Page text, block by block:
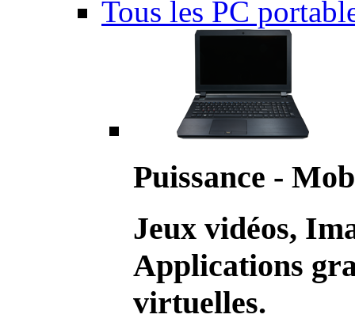
Tous les PC
Puissance -
Jeux vidéos,
Applications
virtuelles.